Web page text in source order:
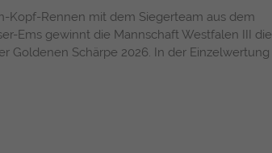
Kopf-Rennen mit dem Siegerteam aus dem
Ems gewinnt die Mannschaft Westfalen III die
Goldenen Schärpe 2026. In der Einzelwertung